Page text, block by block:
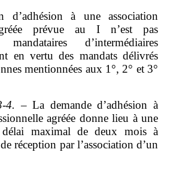
d’adhésion à une association
prévue au I n’est pas
d’intermédiaires
en vertu des mandats délivrés
mentionnées aux 1°, 2° et 3°
‑4. – La demande d’adhésion à
agréée donne lieu à une
maximal de deux mois à
réception par l’association d’un